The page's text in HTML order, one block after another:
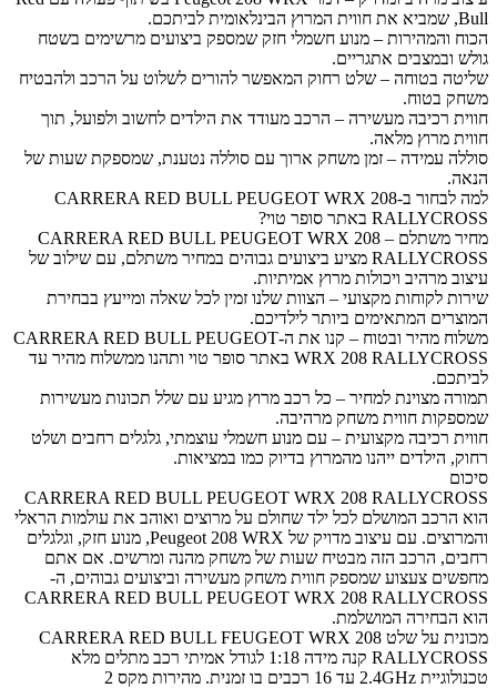
Bull, שמביא את חווית המרוץ הבינלאומית לביתכם.
הכוח והמהירות – מנוע חשמלי חזק שמספק ביצועים מרשימים בשטח
גולש ובמצבים אתגריים.
שליטה בטוחה – שלט רחוק המאפשר להורים לשלוט על הרכב ולהבטיח
משחק בטוח.
חווית רכיבה מעשירה – הרכב מעודד את הילדים לחשוב ולפועל, תוך
חווית מרוץ מלאה.
סוללה עמידה – זמן משחק ארוך עם סוללה נטענת, שמספקת שעות של
הנאה.
למה לבחור ב-CARRERA RED BULL PEUGEOT WRX 208
RALLYCROSS באתר סופר טוי?
מחיר משתלם – CARRERA RED BULL PEUGEOT WRX 208
RALLYCROSS מציע ביצועים גבוהים במחיר משתלם, עם שילוב של
עיצוב מרהיב ויכולות מרוץ אמיתיות.
שירות לקוחות מקצועי – הצוות שלנו זמין לכל שאלה ומייעץ בבחירת
המוצרים המתאימים ביותר לילדיכם.
משלוח מהיר ובטוח – קנו את ה-CARRERA RED BULL PEUGEOT
WRX 208 RALLYCROSS באתר סופר טוי ותהנו ממשלוח מהיר עד
לביתכם.
תמורה מצוינת למחיר – כל רכב מרוץ מגיע עם שלל תכונות מעשירות
שמספקות חווית משחק מרהיבה.
חווית רכיבה מקצועית – עם מנוע חשמלי עוצמתי, גלגלים רחבים ושלט
רחוק, הילדים ייהנו מהמרוץ בדיוק כמו במציאות.
סיכום
CARRERA RED BULL PEUGEOT WRX 208 RALLYCROSS
הוא הרכב המושלם לכל ילד שחולם על מרוצים ואוהב את עולמות הראלי
והמרוצים. עם עיצוב מדויק של Peugeot 208 WRX, מנוע חזק, וגלגלים
רחבים, הרכב הזה מבטיח שעות של משחק מהנה ומרשים. אם אתם
מחפשים צעצוע שמספק חווית משחק מעשירה וביצועים גבוהים, ה-
CARRERA RED BULL PEUGEOT WRX 208 RALLYCROSS
הוא הבחירה המושלמת.
מכונית על שלט CARRERA RED BULL FEUGEOT WRX 208
RALLYCROSS קנה מידה 1:18 לגודל אמיתי רכב מתלים מלא
טכנולוגיית 2.4GHz עד 16 רכבים בו זמנית. מהירות מקס 2